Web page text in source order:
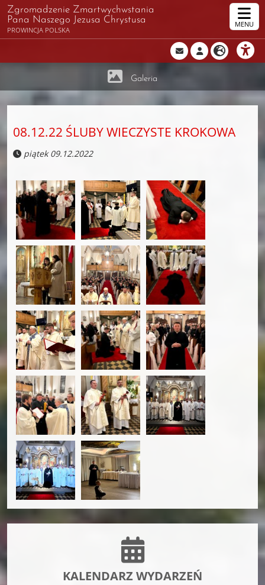
Zgromadzenie Zmartwychwstania
Pana Naszego Jezusa Chrystusa
PROWINCJA POLSKA
MENU
Galeria
KALENDARZ WYDARZEŃ
08.12.22 ŚLUBY WIECZYSTE KROKOWA
piątek 09.12.2022